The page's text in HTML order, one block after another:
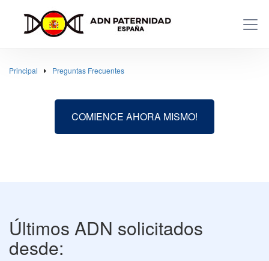
Principal Preguntas Frecuentes
COMIENCE AHORA MISMO!
Últimos ADN solicitados
desde: